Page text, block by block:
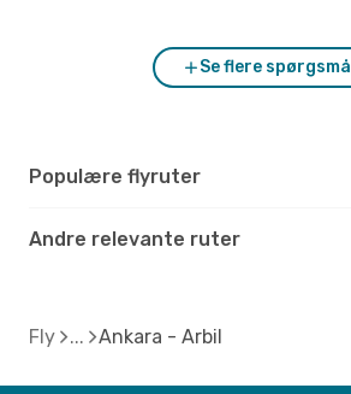
Se flere spørgsmål
Populære flyruter
Andre relevante ruter
Fly Ankara - Arbil